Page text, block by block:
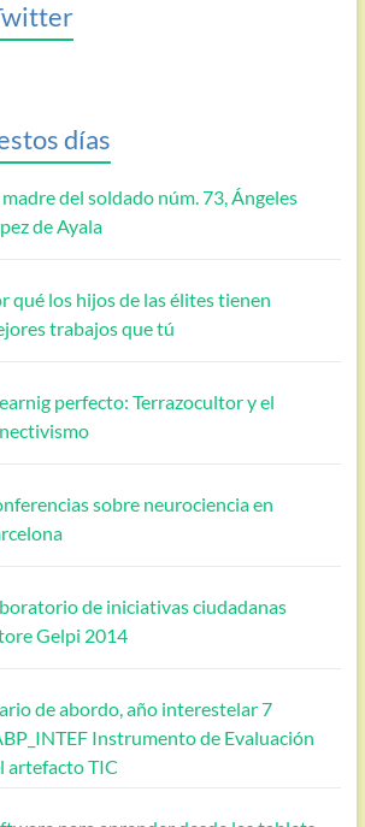
días
madre del soldado núm. 73, Ángeles
de Ayala
qué los hijos de las élites tienen
trabajos que tú
perfecto: Terrazocultor y el
sobre neurociencia en
de iniciativas ciudadanas
Gelpi 2014
de abordo, año interestelar 7
Instrumento de Evaluación
artefacto TIC